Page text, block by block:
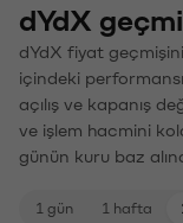
dYdX
dYdX fiyat
içindeki
açılış ve kapanış
ve işlem hacmini
günün kuru baz
1 gün 1 hafta